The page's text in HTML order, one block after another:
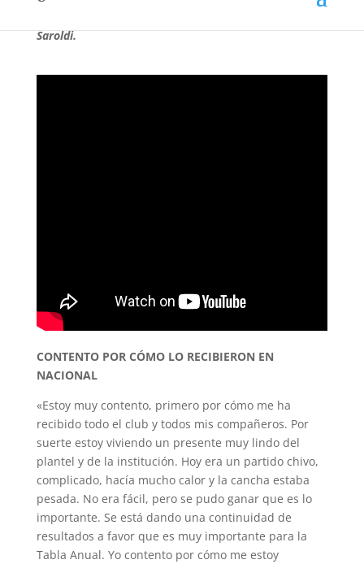
Saroldi.
CONTENTO POR CÓMO LO RECIBIERON EN
NACIONAL
«Estoy muy contento, primero por cómo me ha
recibido todo el club y todos mis compañeros. Por
suerte estoy viviendo un presente muy lindo del
plantel y de la institución. Hoy era un partido chivo,
complicado, hacía mucho calor y la cancha estaba
pesada. No era fácil, pero se pudo ganar que es lo
importante. Se está dando una continuidad de
resultados a favor que es muy importante para la
Tabla Anual. Yo contento por cómo me estoy